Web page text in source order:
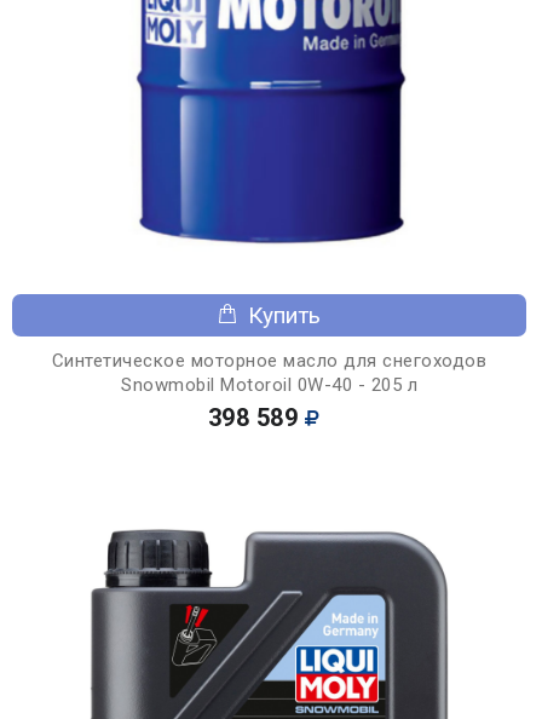
Купить
Синтетическое моторное масло для снегоходов
Snowmobil Motoroil 0W-40 - 205 л
398 589